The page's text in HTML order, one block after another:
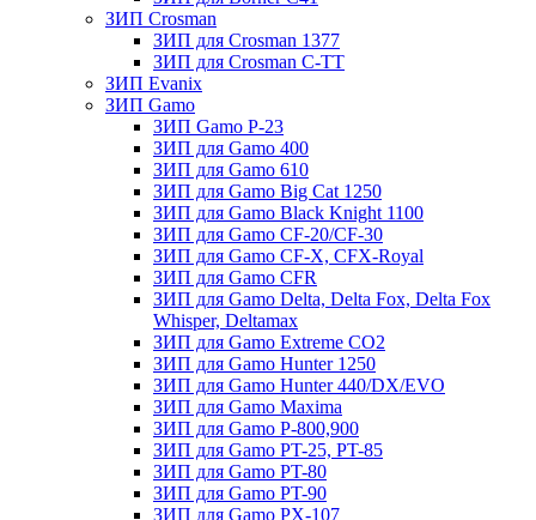
ЗИП Crosman
ЗИП для Crosman 1377
ЗИП для Crosman C-TT
ЗИП Evanix
ЗИП Gamo
ЗИП Gamo P-23
ЗИП для Gamo 400
ЗИП для Gamo 610
ЗИП для Gamo Big Cat 1250
ЗИП для Gamo Black Knight 1100
ЗИП для Gamo CF-20/CF-30
ЗИП для Gamo CF-X, CFX-Royal
ЗИП для Gamo CFR
ЗИП для Gamo Delta, Delta Fox, Delta Fox
Whisper, Deltamax
ЗИП для Gamo Extreme CO2
ЗИП для Gamo Hunter 1250
ЗИП для Gamo Hunter 440/DX/EVO
ЗИП для Gamo Maxima
ЗИП для Gamo P-800,900
ЗИП для Gamo PT-25, PT-85
ЗИП для Gamo PT-80
ЗИП для Gamo PT-90
ЗИП для Gamo PX-107